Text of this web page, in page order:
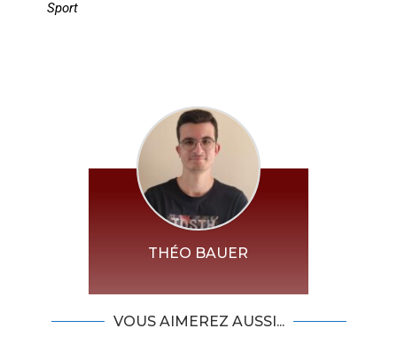
Sport
THÉO BAUER
VOUS AIMEREZ AUSSI...